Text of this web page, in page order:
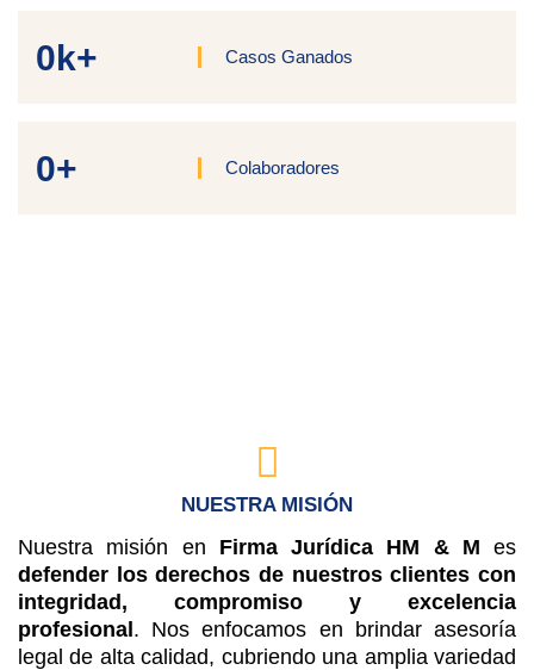
0k+ Casos Ganados
0+ Colaboradores
NUESTRA MISIÓN
Nuestra misión en Firma Jurídica HM & M es
defender los derechos de nuestros clientes con
integridad, compromiso y excelencia
profesional . Nos enfocamos en brindar asesoría
legal de alta calidad, cubriendo una amplia variedad